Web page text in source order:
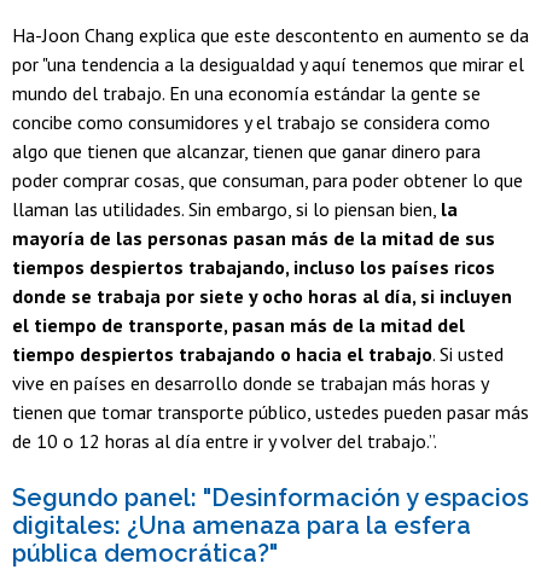
Ha-Joon Chang explica que este descontento en aumento se da
por "una tendencia a la desigualdad y aquí tenemos que mirar el
mundo del trabajo. En una economía estándar la gente se
concibe como consumidores y el trabajo se considera como
algo que tienen que alcanzar, tienen que ganar dinero para
poder comprar cosas, que consuman, para poder obtener lo que
llaman las utilidades. Sin embargo, si lo piensan bien, la
mayoría de las personas pasan más de la mitad de sus
tiempos despiertos trabajando, incluso los países ricos
donde se trabaja por siete y ocho horas al día, si incluyen
el tiempo de transporte, pasan más de la mitad del
tiempo despiertos trabajando o hacia el trabajo. Si usted
vive en países en desarrollo donde se trabajan más horas y
tienen que tomar transporte público, ustedes pueden pasar más
de 10 o 12 horas al día entre ir y volver del trabajo.”.
Segundo panel: "Desinformación y espacios
digitales: ¿Una amenaza para la esfera
pública democrática?"